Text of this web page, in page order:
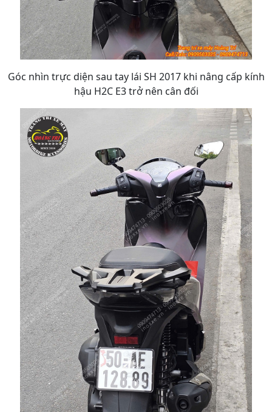
Góc nhìn trực diện sau tay lái SH 2017 khi nâng cấp kính
hậu H2C E3 trở nên cân đối